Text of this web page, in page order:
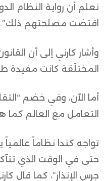
نعلم أن رواية النظام
اقتضت مصلحتهم ذلك”.
وأشار كارني إلى أن
المختلَقة كانت مفيدة
أما الآن، وفي خضم
التعامل مع العالم كما
تواجه كندا نظاماً
حتى في الوقت الذي
جرس الإنذار”، كما قال